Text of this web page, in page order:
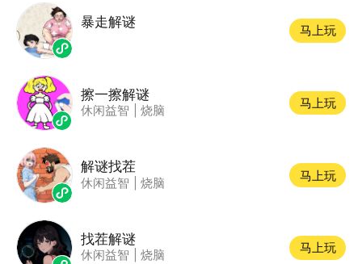
暴走解谜
马上玩
擦一擦解谜
休闲益智 烧脑
马上玩
解谜找茬
休闲益智 烧脑
马上玩
找茬解谜
休闲益智 烧脑
马上玩